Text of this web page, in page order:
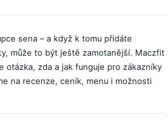
sena – a když k tomu přidáte
může to být ještě zamotanější. Maczfit
otázka, zda a jak funguje pro zákazníky
na recenze, ceník, menu i možnosti